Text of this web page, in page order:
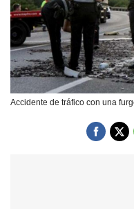
Accidente de tráfico con una